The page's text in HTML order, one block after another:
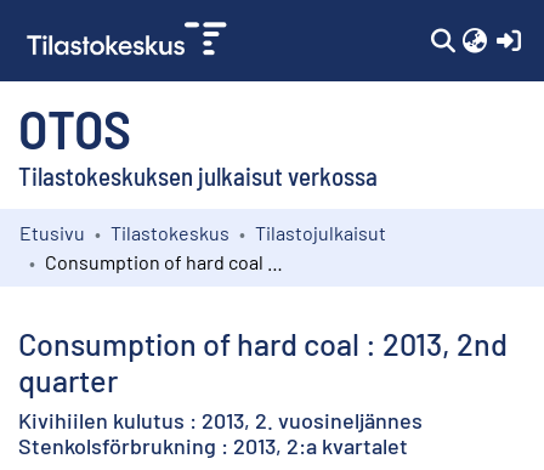
OTOS
Tilastokeskuksen julkaisut verkossa
Kokoelmat
Etusivu Tilastokeskus
Tilastojulkaisut
Consumption of hard coal : 2013, 2nd
quarter
Kivihiilen kulutus : 2013, 2. vuosineljännes
Stenkolsförbrukning : 2013, 2:a kvartalet